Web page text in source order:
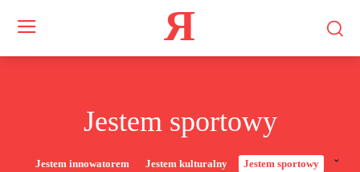
Я
Jestem sportowy
Jestem innowatorem Jestem kulturalny Jestem sportowy